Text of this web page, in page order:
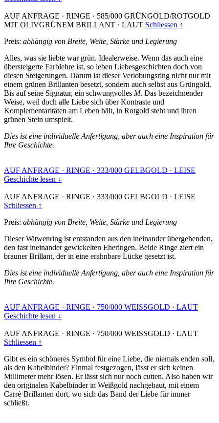
AUF ANFRAGE · RINGE · 585/000 GRÜNGOLD/ROTGOLD
MIT OLIVGRÜNEM BRILLANT · LAUT Schliessen ↑
Preis: abhängig von Breite, Weite, Stärke und Legierung
Alles, was sie liebte war grün. Idealerweise. Wenn das auch eine
übersteigerte Farblehre ist, so leben Liebesgeschichten doch von
diesen Steigerungen. Darum ist dieser Verlobungsring nicht nur mit
einem grünen Brillanten besetzt, sondern auch selbst aus Grüngold.
Bis auf seine Signatur, ein schwungvolles M. Das bezeichnender
Weise, weil doch alle Liebe sich über Kontraste und
Komplementaritäten am Leben hält, in Rotgold steht und ihren
grünen Stein umspielt.
Dies ist eine individuelle Anfertigung, aber auch eine Inspiration für
Ihre Geschichte.
AUF ANFRAGE · RINGE · 333/000 GELBGOLD · LEISE
Geschichte lesen ↓
AUF ANFRAGE · RINGE · 333/000 GELBGOLD · LEISE
Schliessen ↑
Preis: abhängig von Breite, Weite, Stärke und Legierung
Dieser Witwenring ist entstanden aus den ineinander übergehenden,
den fast ineinander gewickelten Eheringen. Beide Ringe ziert ein
brauner Brillant, der in eine erahnbare Lücke gesetzt ist.
Dies ist eine individuelle Anfertigung, aber auch eine Inspiration für
Ihre Geschichte.
AUF ANFRAGE · RINGE · 750/000 WEISSGOLD · LAUT
Geschichte lesen ↓
AUF ANFRAGE · RINGE · 750/000 WEISSGOLD · LAUT
Schliessen ↑
Gibt es ein schöneres Symbol für eine Liebe, die niemals enden soll,
als den Kabelbinder? Einmal festgezogen, lässt er sich keinen
Millimeter mehr lösen. Er lässt sich nur noch cutten. Also haben wir
den originalen Kabelbinder in Weißgold nachgebaut, mit einem
Carré-Brillanten dort, wo sich das Band der Liebe für immer
schließt.